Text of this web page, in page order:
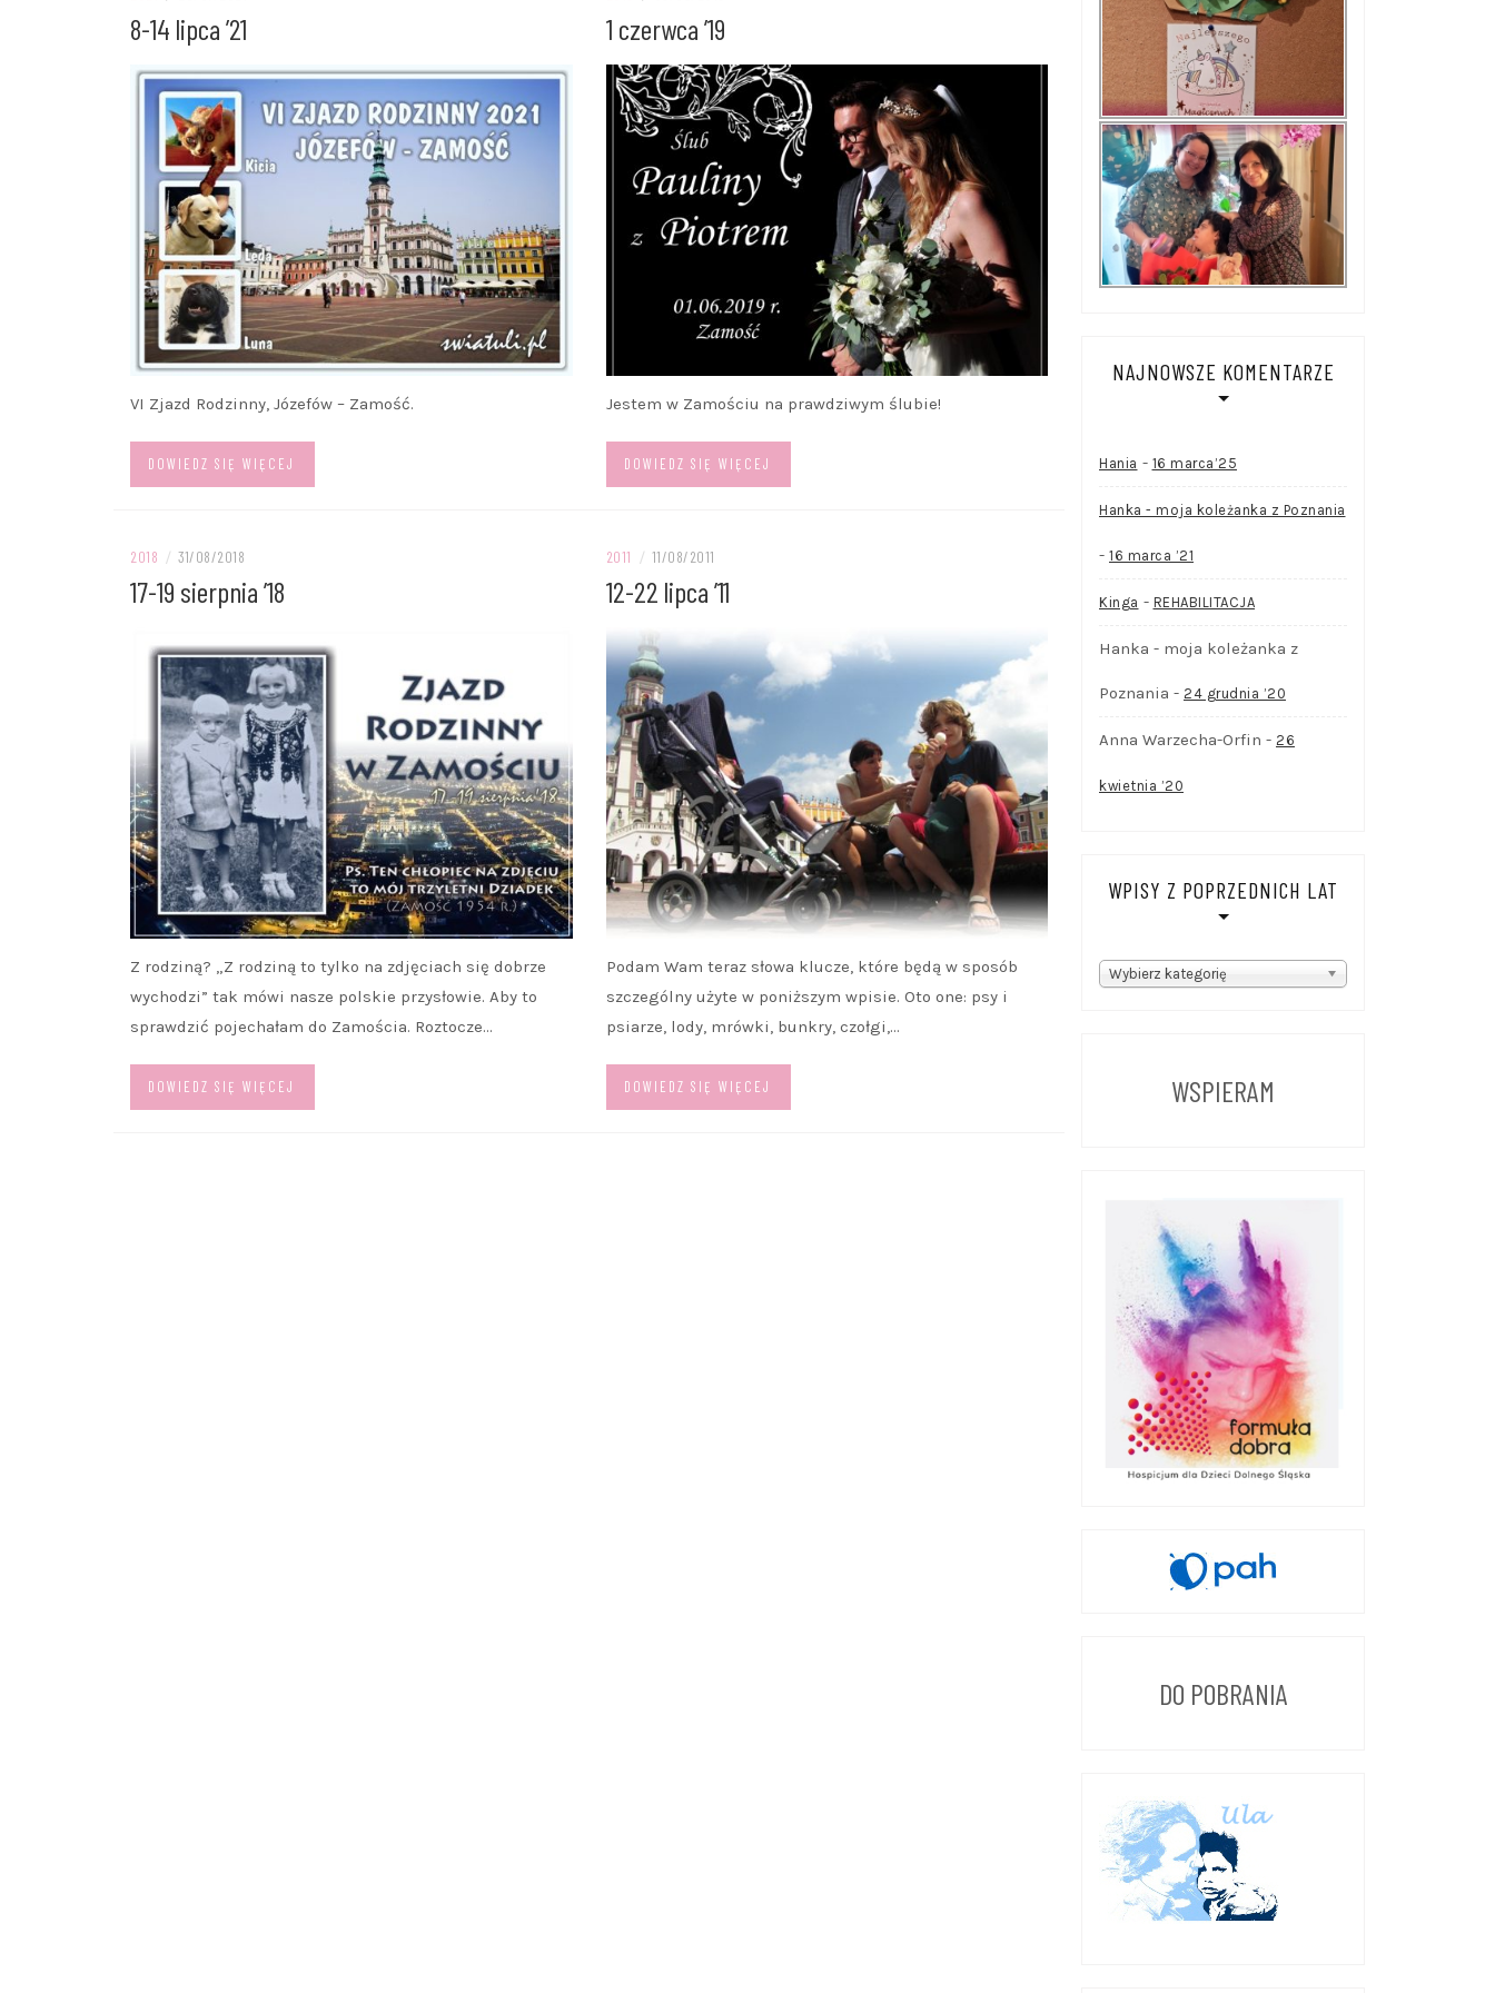
8-14 lipca ’21
VI Zjazd Rodzinny, Józefów – Zamość.
DOWIEDZ SIĘ WIĘCEJ
1 czerwca ’19
Jestem w Zamościu na prawdziwym ślubie!
DOWIEDZ SIĘ WIĘCEJ
2018 / 31/08/2018
17-19 sierpnia ’18
Z rodziną? „Z rodziną to tylko na zdjęciach się dobrze
wychodzi” tak mówi nasze polskie przysłowie. Aby to
sprawdzić pojechałam do Zamościa. Roztocze…
DOWIEDZ SIĘ WIĘCEJ
2011 / 11/08/2011
12-22 lipca ’11
Podam Wam teraz słowa klucze, które będą w sposób
szczególny użyte w poniższym wpisie. Oto one: psy i
psiarze, lody, mrówki, bunkry, czołgi,…
DOWIEDZ SIĘ WIĘCEJ
NAJNOWSZE KOMENTARZE
Hania - 16 marca’25
Hanka - moja koleżanka z Poznania
- 16 marca ’21
Kinga - REHABILITACJA
Hanka - moja koleżanka z
Poznania - 24 grudnia ’20
Anna Warzecha-Orfin - 26
kwietnia ’20
WPISY Z POPRZEDNICH LAT
WPISYWybierz kategorię
WSPIERAM
DO POBRANIA